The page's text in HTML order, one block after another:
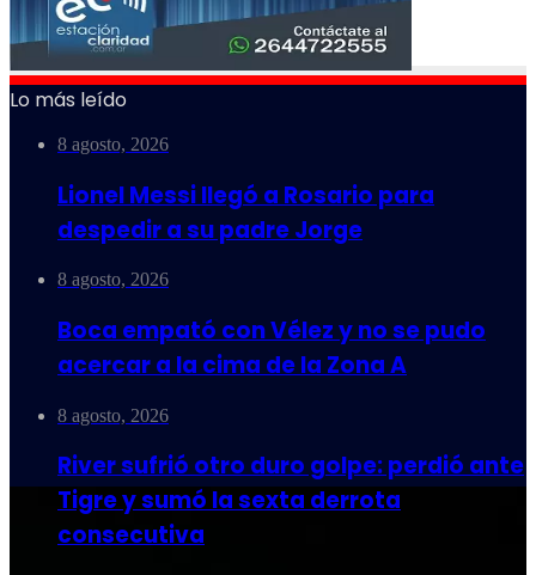
Lo más leído
8 agosto, 2026
Lionel Messi llegó a Rosario para
despedir a su padre Jorge
8 agosto, 2026
Boca empató con Vélez y no se pudo
acercar a la cima de la Zona A
8 agosto, 2026
River sufrió otro duro golpe: perdió ante
Tigre y sumó la sexta derrota
consecutiva